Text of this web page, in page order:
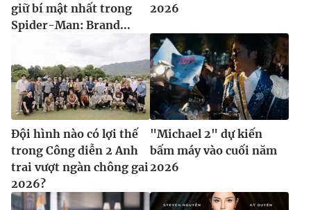
giữ bí mật nhất trong
Spider-Man: Brand...
2026
Đội hình nào có lợi thế
trong Công diễn 2 Anh
trai vượt ngàn chông gai
2026?
"Michael 2" dự kiến
bấm máy vào cuối năm
2026